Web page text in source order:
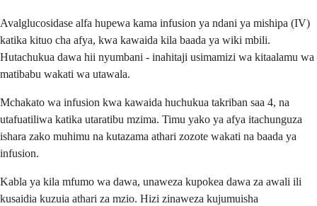
Avalglucosidase alfa hupewa kama infusion ya ndani ya mishipa (IV)
katika kituo cha afya, kwa kawaida kila baada ya wiki mbili.
Hutachukua dawa hii nyumbani - inahitaji usimamizi wa kitaalamu wa
matibabu wakati wa utawala.
Mchakato wa infusion kwa kawaida huchukua takriban saa 4, na
utafuatiliwa katika utaratibu mzima. Timu yako ya afya itachunguza
ishara zako muhimu na kutazama athari zozote wakati na baada ya
infusion.
Kabla ya kila mfumo wa dawa, unaweza kupokea dawa za awali ili
kusaidia kuzuia athari za mzio. Hizi zinaweza kujumuisha